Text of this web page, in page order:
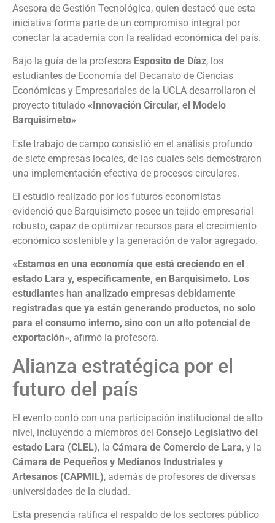
Asesora de Gestión Tecnológica, quien destacó que esta
iniciativa forma parte de un compromiso integral por
conectar la academia con la realidad económica del país.
Bajo la guía de la profesora Esposito de Díaz, los
estudiantes de Economía del Decanato de Ciencias
Económicas y Empresariales de la UCLA desarrollaron el
proyecto titulado «Innovación Circular, el Modelo
Barquisimeto»
Este trabajo de campo consistió en el análisis profundo
de siete empresas locales, de las cuales seis demostraron
una implementación efectiva de procesos circulares.
El estudio realizado por los futuros economistas
evidenció que Barquisimeto posee un tejido empresarial
robusto, capaz de optimizar recursos para el crecimiento
económico sostenible y la generación de valor agregado.
«Estamos en una economía que está creciendo en el
estado Lara y, específicamente, en Barquisimeto. Los
estudiantes han analizado empresas debidamente
registradas que ya están generando productos, no solo
para el consumo interno, sino con un alto potencial de
exportación», afirmó la profesora.
Alianza estratégica por el
futuro del país
El evento contó con una participación institucional de alto
nivel, incluyendo a miembros del Consejo Legislativo del
estado Lara (CLEL), la Cámara de Comercio de Lara, y la
Cámara de Pequeños y Medianos Industriales y
Artesanos (CAPMIL), además de profesores de diversas
universidades de la ciudad.
Esta presencia ratifica el respaldo de los sectores público